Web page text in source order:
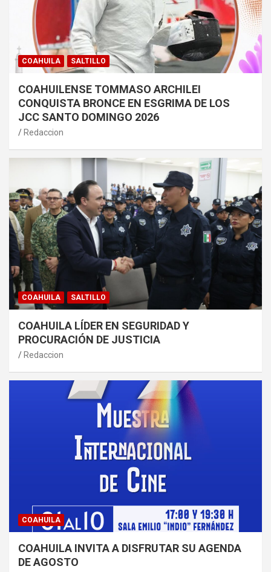
COAHUILA SALTILLO
COAHUILENSE TOMMASO ARCHILEI
CONQUISTA BRONCE EN ESGRIMA DE LOS
JCC SANTO DOMINGO 2026
Redaccion
COAHUILA SALTILLO
COAHUILA LÍDER EN SEGURIDAD Y
PROCURACIÓN DE JUSTICIA
Redaccion
COAHUILA
COAHUILA INVITA A DISFRUTAR SU AGENDA
DE AGOSTO